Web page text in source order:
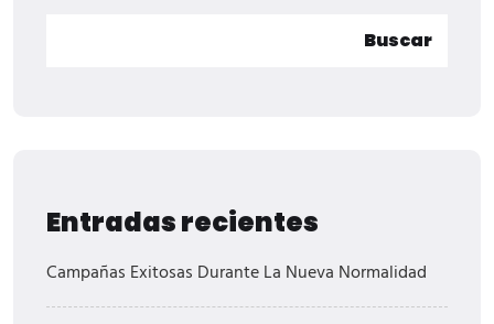
Buscar
Entradas recientes
Campañas Exitosas Durante La Nueva Normalidad